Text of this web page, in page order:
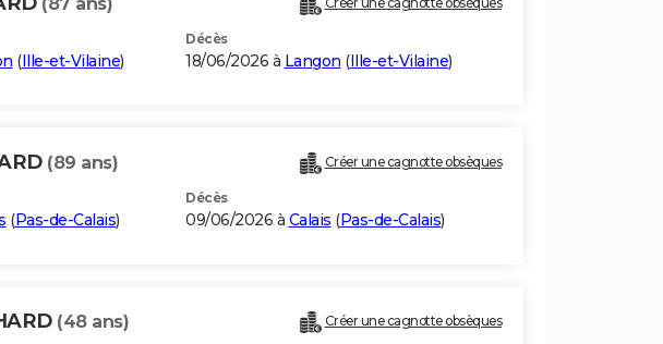
(Ille-et-Vilaine)
Décès
18/06/2026 à Langon (Ille-et-Vilaine)
(89 ans) Créer une cagnotte obsèques
(Pas-de-Calais)
Décès
09/06/2026 à Calais (Pas-de-Calais)
(48 ans) Créer une cagnotte obsèques